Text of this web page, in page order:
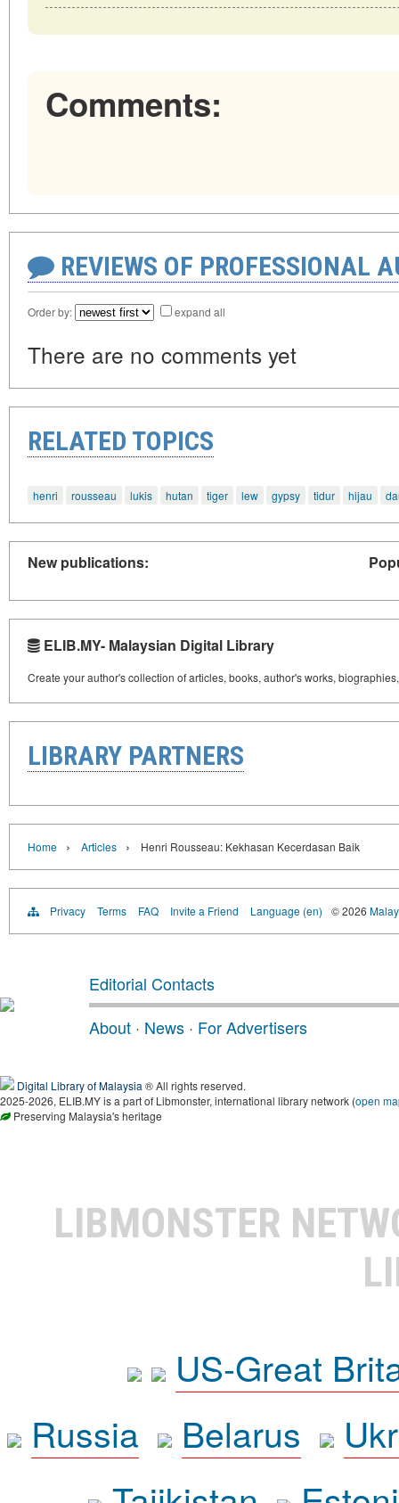
Comments:
REVIEWS OF PROFESSIONAL
Order by: expand all
There are no comments yet
RELATED TOPICS
henri rousseau lukis hutan tiger lew gypsy tidur hijau
New publications:
ELIB.MY- Malaysian Digital Library
Create your author's collection of articles, books, author's works,
LIBRARY PARTNERS
Home › Articles › Henri Rousseau: Kekhasan Kecerdasan Baik
Privacy Terms FAQ Invite a Friend Language (en) © 2026
Editorial Contacts
About · News · For Advertisers
Digital Library of Malaysia ® All rights reserved.
2025-2026, ELIB.MY is a part of Libmonster, international library network (open
Preserving Malaysia's heritage
LIBMONSTER
US-Great
Russia
Belarus